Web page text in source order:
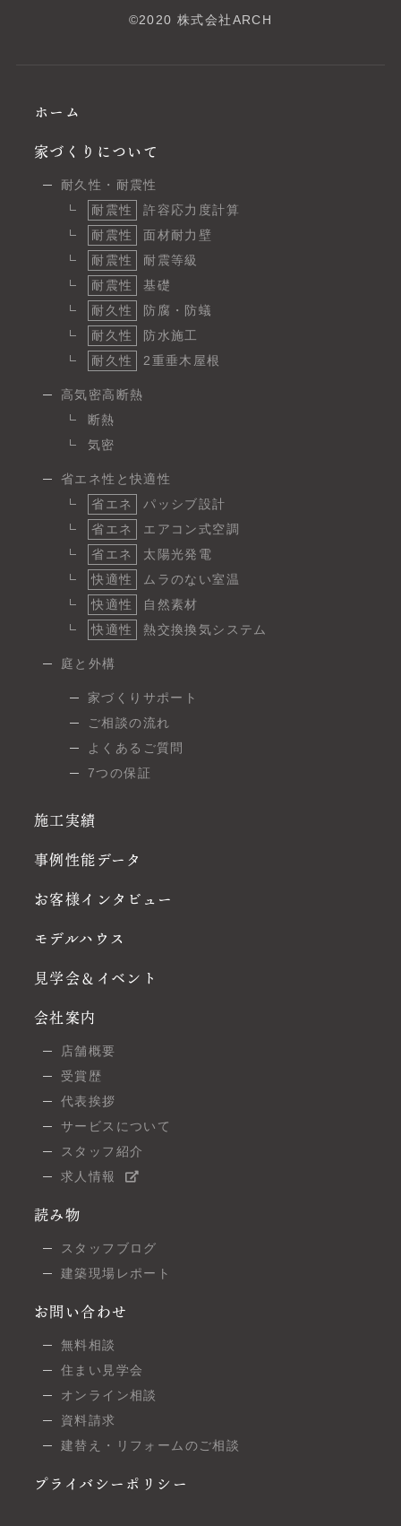
©2020 株式会社ARCH
ホーム
家づくりについて
耐久性・耐震性
耐震性
許容応力度計算
耐震性
面材耐力壁
耐震性
耐震等級
耐震性
基礎
耐久性
防腐・防蟻
耐久性
防水施工
耐久性
2重垂木屋根
高気密高断熱
断熱
気密
省エネ性と快適性
省エネ
パッシブ設計
省エネ
エアコン式空調
省エネ
太陽光発電
快適性
ムラのない室温
快適性
自然素材
快適性
熱交換換気システム
庭と外構
家づくりサポート
ご相談の流れ
よくあるご質問
7つの保証
施工実績
事例性能データ
お客様インタビュー
モデルハウス
見学会＆イベント
会社案内
店舗概要
受賞歴
代表挨拶
サービスについて
スタッフ紹介
求人情報
読み物
スタッフブログ
建築現場レポート
お問い合わせ
無料相談
住まい見学会
オンライン相談
資料請求
建替え・リフォームのご相談
プライバシーポリシー